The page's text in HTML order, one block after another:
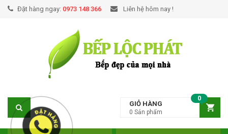
Đặt hàng ngay: 0973 148 366 Liên hệ hôm nay !
GIỎ HÀNG
0
0 Sản phẩm